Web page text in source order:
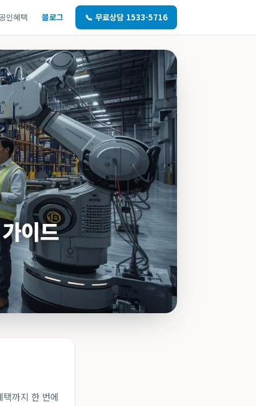
인혜택 블로그 📞 무료상담 1533-5716
이드
까지 한 번에